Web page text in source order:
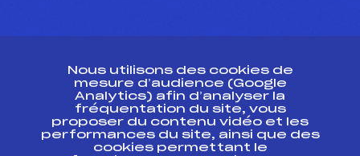
ESPACE PRESSE
Ressources
Pass’Neige
Nous utilisons des cookies de
mesure d’audience (Google
Analytics) afin d’analyser la
fréquentation du site, vous
proposer du contenu vidéo et les
performances du site, ainsi que des
cookies permettant le